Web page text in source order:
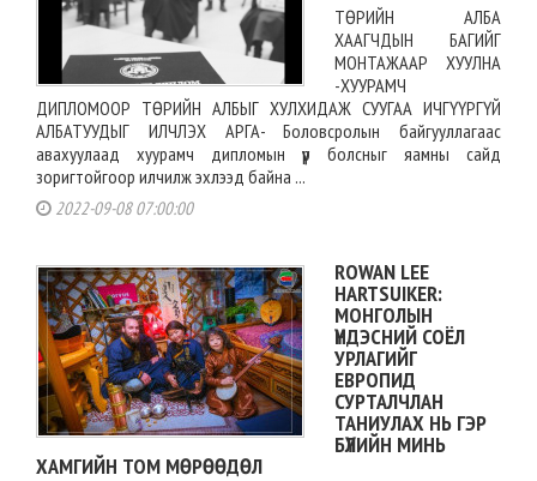
ТӨРИЙН АЛБА
ХААГЧДЫН БАГИЙГ
МОНТАЖААР ХУУЛНА
-ХУУРАМЧ
ДИПЛОМООР ТӨРИЙН АЛБЫГ ХУЛХИДАЖ СУУГАА ИЧГҮҮРГҮЙ
АЛБАТУУДЫГ ИЛЧЛЭХ АРГА- Боловсролын байгууллагаас
авахуулаад хуурамч дипломын үүр болсныг яамны сайд
зоригтойгоор илчилж эхлээд байна ...
2022-09-08 07:00:00
ROWAN LEE
HARTSUIKER:
МОНГОЛЫН
ҮНДЭСНИЙ СОЁЛ
УРЛАГИЙГ
ЕВРОПИД
СУРТАЛЧЛАН
ТАНИУЛАХ НЬ ГЭР
БҮЛИЙН МИНЬ
ХАМГИЙН ТОМ МӨРӨӨДӨЛ